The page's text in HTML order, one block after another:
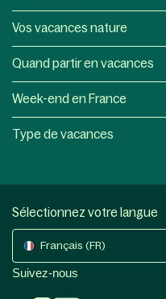
Vos vacances nature
Quand partir en vacances
Week-end en France
Type de vacances
Sélectionnez votre langue
Français (FR)
Suivez-nous